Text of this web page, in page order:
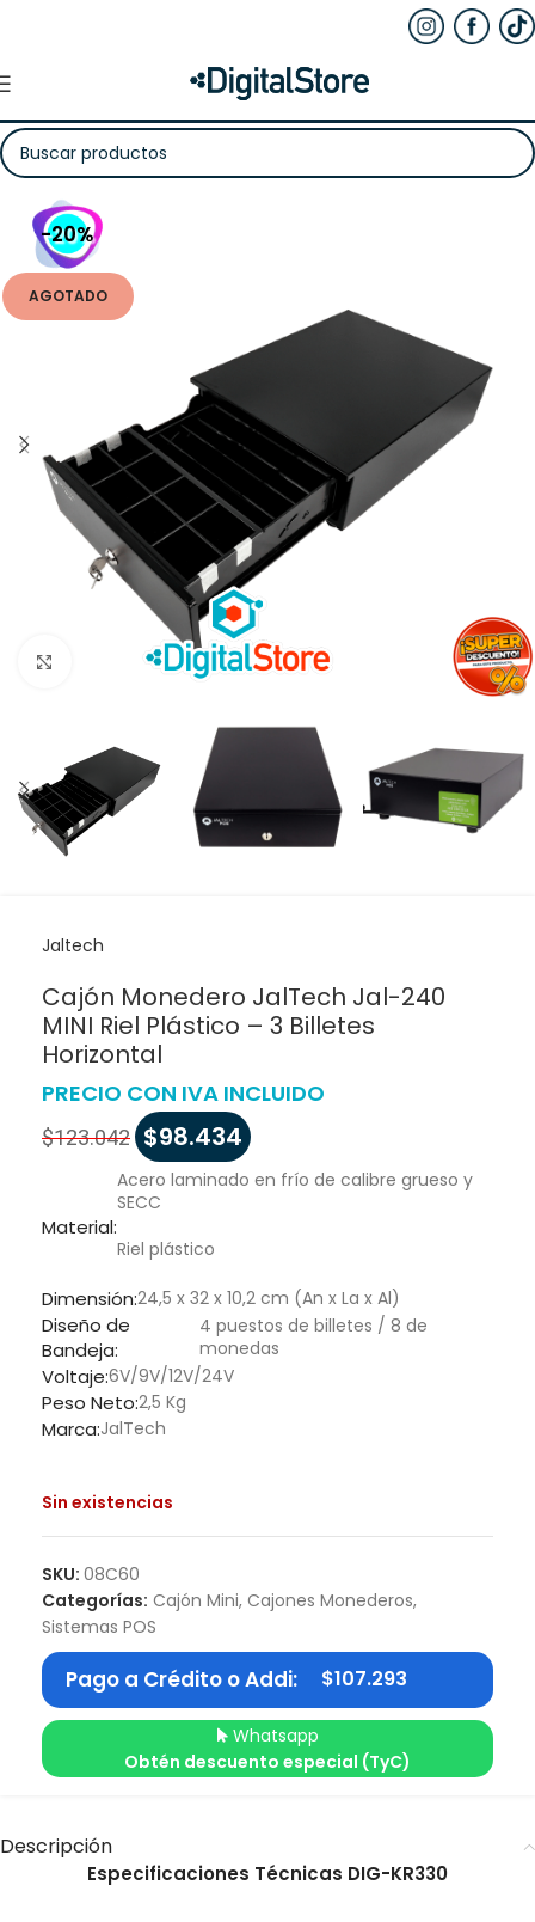
-20%
AGOTADO
Haga clic para ampliar
Jaltech
Cajón Monedero JalTech Jal-240
MINI Riel Plástico – 3 Billetes
Horizontal
PRECIO CON IVA INCLUIDO
$123.042 $98.434
Material:
Acero laminado en frío de calibre grueso y
SECC
Riel plástico
Dimensión:24,5 x 32 x 10,2 cm (An x La x Al)
Diseño de
Bandeja:
4 puestos de billetes / 8 de
monedas
Voltaje:6V/9V/12V/24V
Peso Neto:2,5 Kg
Marca:JalTech
Sin existencias
SKU: 08C60
Categorías: Cajón Mini, Cajones Monederos,
Sistemas POS
Pago a Crédito o Addi: $107.293
Whatsapp
Obtén descuento especial (TyC)
Descripción
Especificaciones Técnicas DIG-KR330